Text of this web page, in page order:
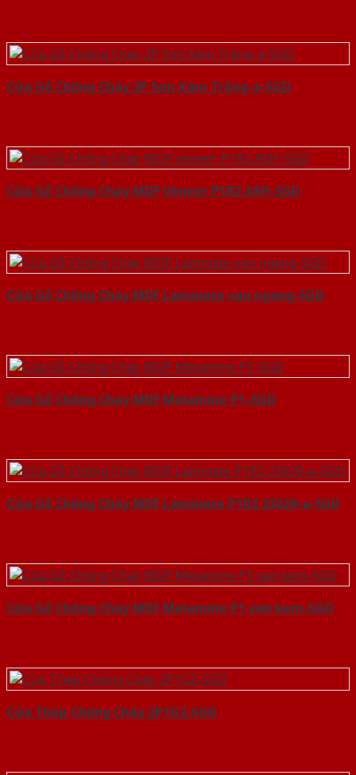
Cửa Gỗ Chống Cháy 2P Sơn Xám Trắng-a-SGD
Cửa Gỗ Chống Cháy MDF Veneer P1R2 ASH-SGD
Cửa Gỗ Chống Cháy MDF Laminate van ngang-SGD
Cửa Gỗ Chống Cháy MDF Melamine P1-SGD
Cửa Gỗ Chống Cháy MDF Laminate P1R2 23029-a-SGD
Cửa Gỗ Chống Cháy MDF Melamine P1 van kem-SGD
Cửa Thép Chống Cháy 2P1G2-SGD